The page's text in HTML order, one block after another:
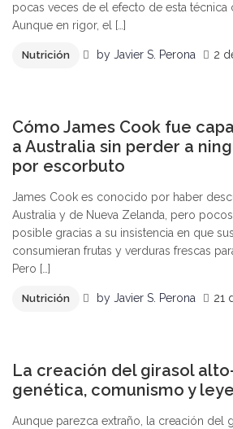
pocas veces de el efecto de esta técnica
Aunque en rigor, el […]
Nutrición by Javier S. Perona 2
Cómo James Cook fue
a Australia sin perder a
por escorbuto
James Cook es conocido por haber
Australia y de Nueva Zelanda, pero
posible gracias a su insistencia en que
consumieran frutas y verduras frescas
Pero […]
Nutrición by Javier S. Perona 21
La creación del girasol
genética, comunismo y
Aunque parezca extraño, la creación del